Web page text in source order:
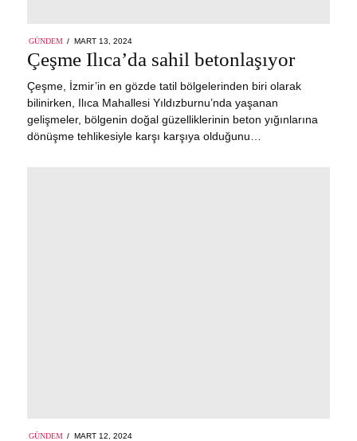
GÜNDEM
POSTED
MART 13, 2024
Çeşme Ilıca’da sahil betonlaşıyor
Çeşme, İzmir’in en gözde tatil bölgelerinden biri olarak
bilinirken, Ilıca Mahallesi Yıldızburnu’nda yaşanan
gelişmeler, bölgenin doğal güzelliklerinin beton yığınlarına
dönüşme tehlikesiyle karşı karşıya olduğunu…
GÜNDEM
POSTED
MART 12, 2024